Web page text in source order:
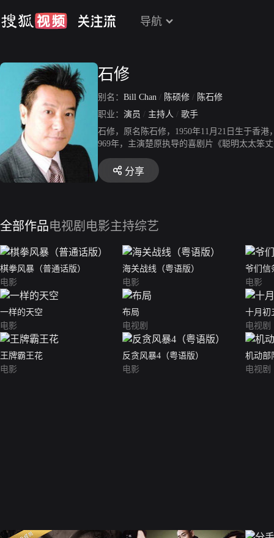
导航
石修
别名： Bill Chan / 陈硕修 / 陈石修
职业： 演员 / 主持人 / 歌手
石修，原名陈石修，1950年11月21日生于香
969年，主演楚原执导的喜剧片《聪明太太笨
电视剧《绝代双骄》。1982年，参演古装剧
9年，主演武侠剧《铁血大旗门》。1998年，
2019年，出演魏大森导演执导影片《超级整蛊
分享
全部作品电视剧 电影主持综艺
棋拳风暴（普通话版）
电影
海关战线（粤语版）
电影
爷们信
电影
一样的天空
电影
布局
电视剧
十月初
电视剧
王牌霸王花
电影
反贪风暴4（粤语版）
电影
机动部
电视剧